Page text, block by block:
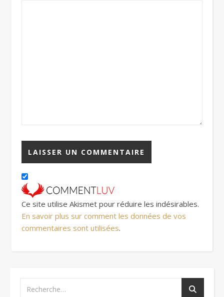
Ce site utilise Akismet pour réduire les indésirables.
En savoir plus sur comment les données de vos
commentaires sont utilisées.